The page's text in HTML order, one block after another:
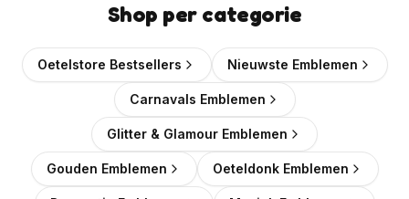
Shop per categorie
Oetelstore Bestsellers Nieuwste Emblemen
Carnavals Emblemen
Glitter & Glamour Emblemen
Gouden Emblemen Oeteldonk Emblemen